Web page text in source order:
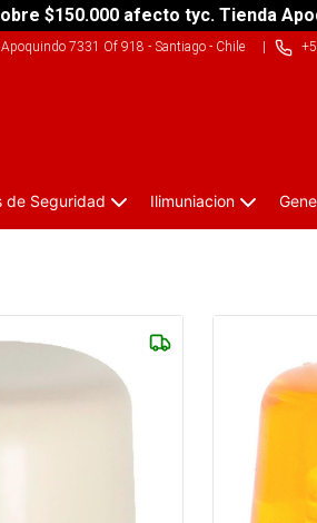
sobre $150.000 afecto tyc. Tienda
Apoquindo 7331 Of 918 - Santiago - Chile|
de Seguridad Ilimuniacion